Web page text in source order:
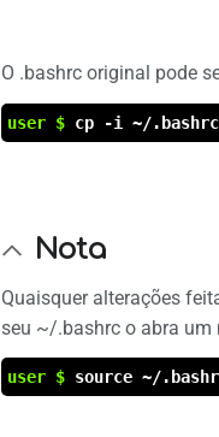
O .bashrc original pode
user $ cp -i ~/
Nota
Quaisquer alterações
seu ~/.bashrc o abra um
user $ source ~/